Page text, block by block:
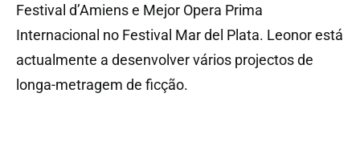
Festival d’Amiens e Mejor Opera Prima
Internacional no Festival Mar del Plata. Leonor está
actualmente a desenvolver vários projectos de
longa-metragem de ficção.